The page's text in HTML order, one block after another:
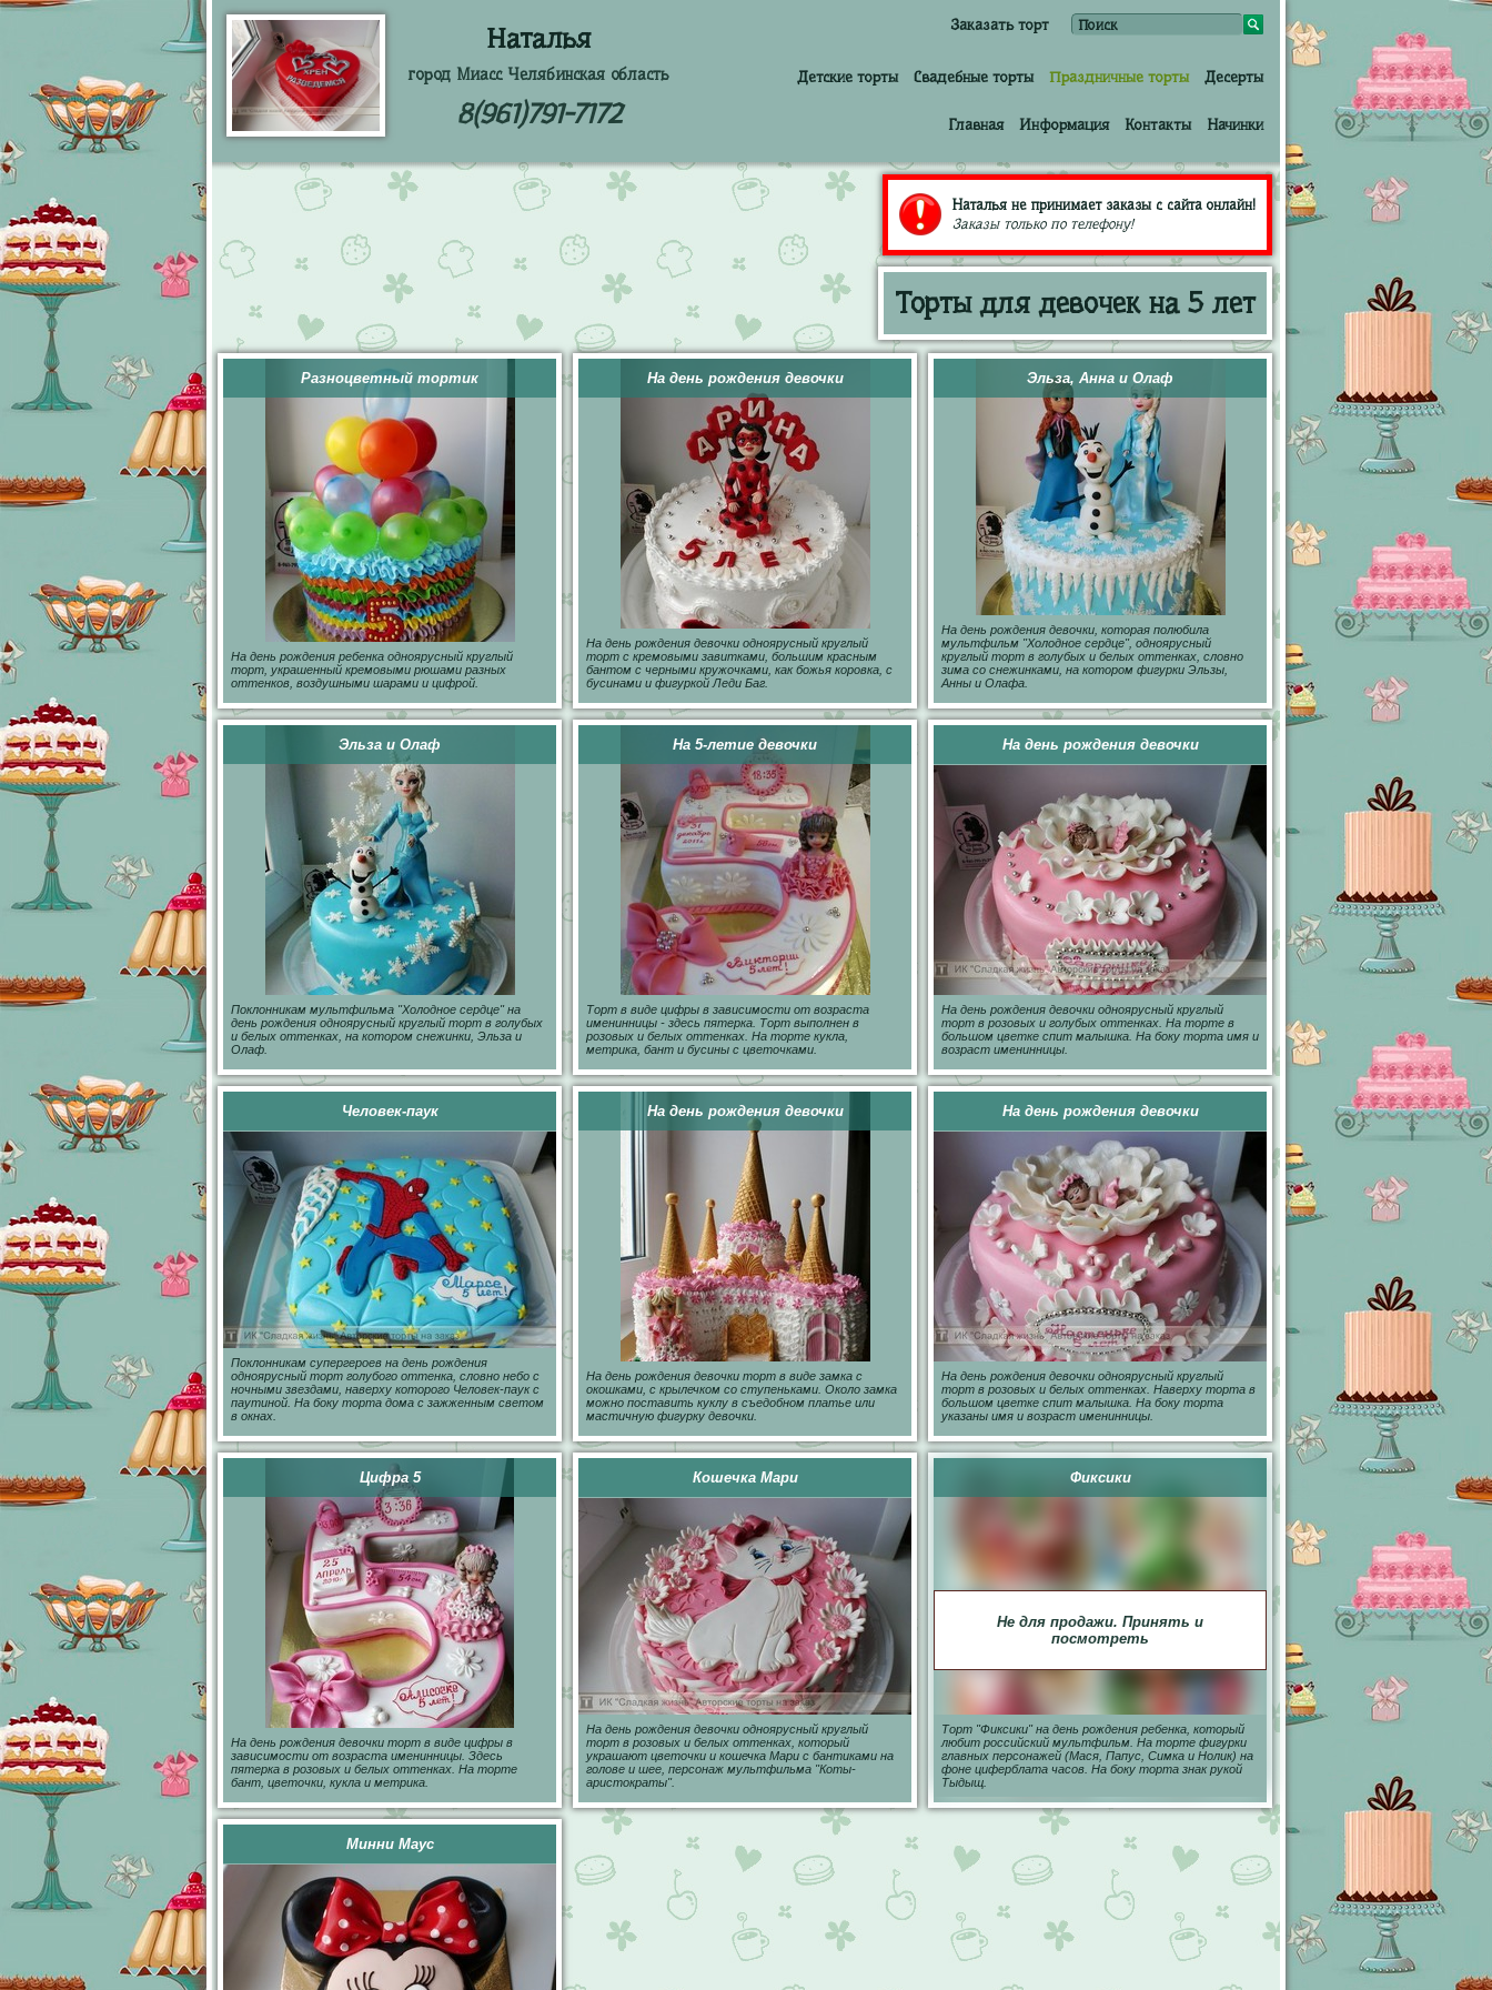
Наталья
город Миасс Челябинская область
8(961)791-7172
Заказать торт
Детские торты Свадебные торты Праздничные торты Десерты
Главная Информация Контакты Начинки
Наталья не принимает заказы с сайта онлайн!
Заказы только по телефону!
Торты для девочек на 5 лет
Разноцветный тортик
На день рождения ребенка одноярусный круглый
торт, украшенный кремовыми рюшами разных
оттенков, воздушными шарами и цифрой.
На день рождения девочки
На день рождения девочки одноярусный круглый
торт с кремовыми завитками, большим красным
бантом с черными кружочками, как божья коровка, с
бусинами и фигуркой Леди Баг.
Эльза, Анна и Олаф
На день рождения девочки, которая полюбила
мультфильм "Холодное сердце", одноярусный
круглый торт в голубых и белых оттенках, словно
зима со снежинками, на котором фигурки Эльзы,
Анны и Олафа.
Эльза и Олаф
Поклонникам мультфильма "Холодное сердце" на
день рождения одноярусный круглый торт в голубых
и белых оттенках, на котором снежинки, Эльза и
Олаф.
На 5-летие девочки
Торт в виде цифры в зависимости от возраста
именинницы - здесь пятерка. Торт выполнен в
розовых и белых оттенках. На торте кукла,
метрика, бант и бусины с цветочками.
На день рождения девочки
На день рождения девочки одноярусный круглый
торт в розовых и голубых оттенках. На торте в
большом цветке спит малышка. На боку торта имя и
возраст именинницы.
Человек-паук
Поклонникам супергероев на день рождения
одноярусный торт голубого оттенка, словно небо с
ночными звездами, наверху которого Человек-паук с
паутиной. На боку торта дома с зажженным светом
в окнах.
На день рождения девочки
На день рождения девочки торт в виде замка с
окошками, с крылечком со ступеньками. Около замка
можно поставить куклу в съедобном платье или
мастичную фигурку девочки.
На день рождения девочки
На день рождения девочки одноярусный круглый
торт в розовых и белых оттенках. Наверху торта в
большом цветке спит малышка. На боку торта
указаны имя и возраст именинницы.
Цифра 5
На день рождения девочки торт в виде цифры в
зависимости от возраста именинницы. Здесь
пятерка в розовых и белых оттенках. На торте
бант, цветочки, кукла и метрика.
Кошечка Мари
На день рождения девочки одноярусный круглый
торт в розовых и белых оттенках, который
украшают цветочки и кошечка Мари с бантиками на
голове и шее, персонаж мультфильма "Коты-
аристократы".
Фиксики
Не для продажи. Принять и
посмотреть
Торт "Фиксики" на день рождения ребенка, который
любит российский мультфильм. На торте фигурки
главных персонажей (Мася, Папус, Симка и Нолик) на
фоне циферблата часов. На боку торта знак рукой
Тыдыщ.
Минни Маус